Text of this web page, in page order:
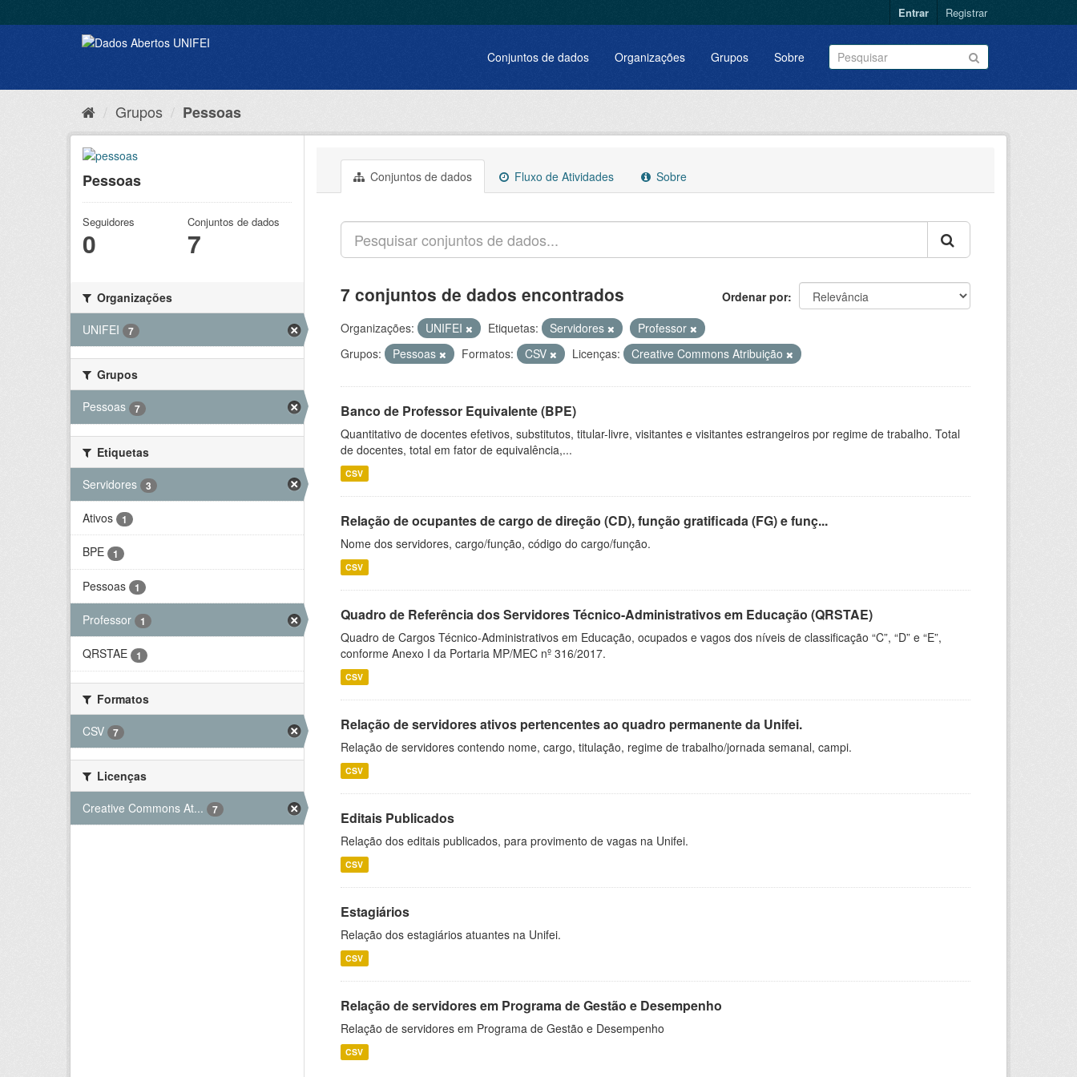
Entrar Registrar
Conjuntos de dados Organizações Grupos Sobre
Grupos Pessoas
Pessoas
Seguidores
0
Conjuntos de dados
7
Organizações
UNIFEI
7
Grupos
Pessoas
7
Etiquetas
Servidores
3
Ativos 1
BPE 1
Pessoas 1
Professor 1
QRSTAE 1
Formatos
CSV
7
Licenças
Creative Commons At...
7
Conjuntos de dados Fluxo de Atividades Sobre
Ordenar por
7 conjuntos de dados encontrados
Organizações: UNIFEI Etiquetas: Servidores
Professor
Grupos:
Pessoas Formatos: CSV Licenças: Creative Commons Atribuição
Banco de Professor Equivalente (BPE)
Quantitativo de docentes efetivos, substitutos, titular-livre, visitantes e visitantes estrangeiros por regime de trabalho. Total
de docentes, total em fator de equivalência,...
CSV
Relação de ocupantes de cargo de direção (CD), função gratificada (FG) e funç...
Nome dos servidores, cargo/função, código do cargo/função.
CSV
Quadro de Referência dos Servidores Técnico-Administrativos em Educação (QRSTAE)
Quadro de Cargos Técnico-Administrativos em Educação, ocupados e vagos dos níveis de classificação “C”, “D” e “E”,
conforme Anexo I da Portaria MP/MEC nº 316/2017.
CSV
Relação de servidores ativos pertencentes ao quadro permanente da Unifei.
Relação de servidores contendo nome, cargo, titulação, regime de trabalho/jornada semanal, campi.
CSV
Editais Publicados
Relação dos editais publicados, para provimento de vagas na Unifei.
CSV
Estagiários
Relação dos estagiários atuantes na Unifei.
CSV
Relação de servidores em Programa de Gestão e Desempenho
Relação de servidores em Programa de Gestão e Desempenho
CSV